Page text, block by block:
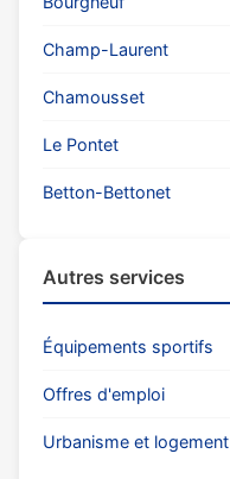
Champ-Laurent
Chamousset
Le Pontet
Betton-Bettonet
Autres services
Équipements sportifs
Offres d'emploi
Urbanisme et logement